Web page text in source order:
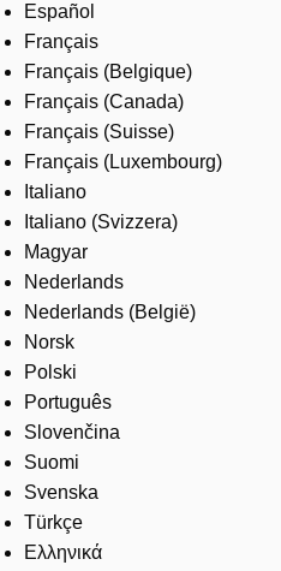
Español
Français
Français (Belgique)
Français (Canada)
Français (Suisse)
Français (Luxembourg)
Italiano
Italiano (Svizzera)
Magyar
Nederlands
Nederlands (België)
Norsk
Polski
Português
Slovenčina
Suomi
Svenska
Türkçe
Ελληνικά